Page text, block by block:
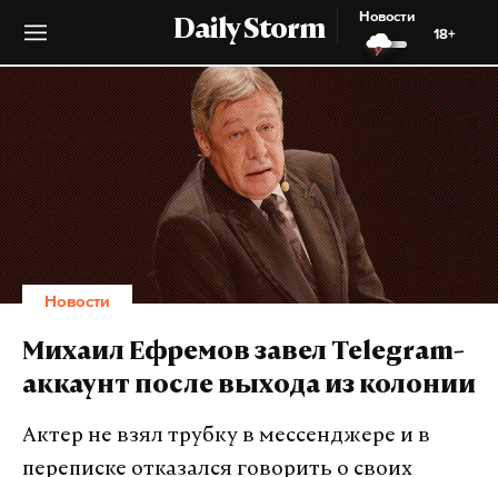
Daily Storm
Новости
18+
Новости
Михаил Ефремов завел Telegram-
аккаунт после выхода из колонии
Актер не взял трубку в мессенджере и в
переписке отказался говорить о своих